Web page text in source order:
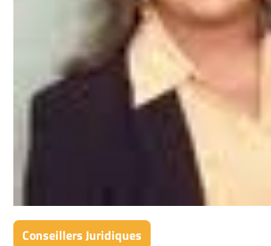
Conseillers Juridiques